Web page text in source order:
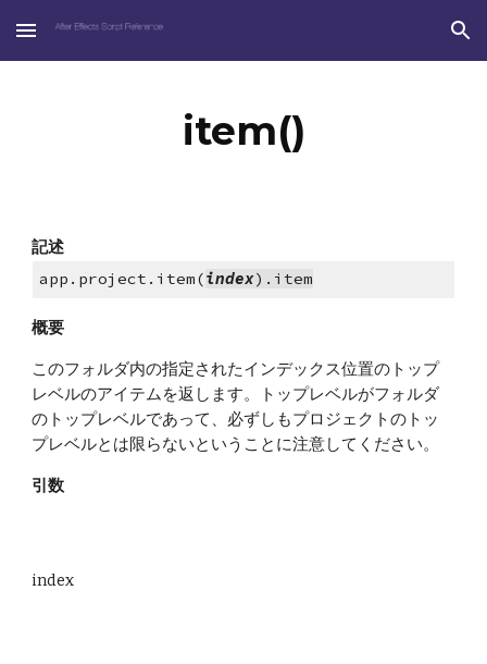
Skip to main content Skip to navigation
item()
記述
app.project.item(index).item
概要
このフォルダ内の指定されたインデックス位置のトップ
レベルのアイテムを返します。トップレベルがフォルダ
のトップレベルであって、必ずしもプロジェクトのトッ
プレベルとは限らないということに注意してください。
引数
index